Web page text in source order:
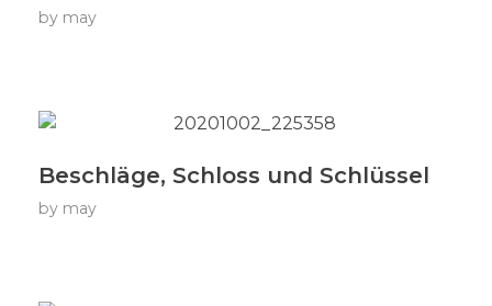
by may
Beschläge, Schloss und Schlüssel
by may